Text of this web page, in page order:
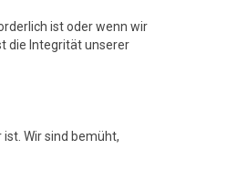
ist oder wenn wir
die Integrität unserer
Wir sind bemüht,